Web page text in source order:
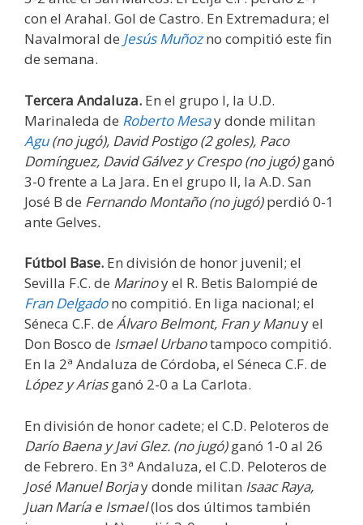
con el Arahal. Gol de Castro. En Extremadura; el
Navalmoral de Jesús Muñozno compitió este fin
de semana.
Tercera Andaluza. En el grupo I, la U.D.
Marinaleda de Roberto Mesay donde militan
Agu(no jugó), David Postigo (2 goles), Paco
Domínguez, David Gálvez y Crespo (no jugó)ganó
3-0 frente a La Jara. En el grupo II, la A.D. San
José B de Fernando Montaño (no jugó)perdió 0-1
ante Gelves.
Fútbol Base. En división de honor juvenil; el
Sevilla F.C. de Marinoy el R. Betis Balompié de
Fran Delgadono compitió. En liga nacional; el
Séneca C.F. de Álvaro Belmont, Fran yManuy el
Don Bosco de Ismael Urbanotampoco compitió.
En la 2ª Andaluza de Córdoba, el Séneca C.F. de
López y Ariasganó 2-0 a La Carlota.
En división de honor cadete; el C.D. Peloteros de
Darío Baena y Javi Glez. (no jugó)ganó 1-0 al 26
de Febrero. En 3ª Andaluza, el C.D. Peloteros de
José Manuel Borjay donde militan Isaac Raya,
Juan María e Ismael(los dos últimos también